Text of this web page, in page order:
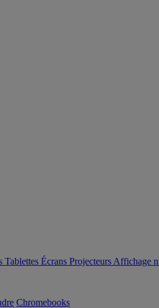
Tablettes Écrans Projecteurs Affichage
Chromebooks